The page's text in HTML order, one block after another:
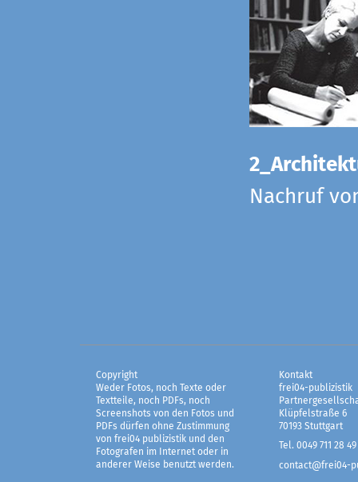
Nachruf
Copyright
Weder Fotos, noch Texte oder
Textteile, noch PDFs, noch
Screenshots von den Fotos und
PDFs dürfen ohne Zustimmung
von frei04 publizistik und den
Fotografen im Internet oder in
anderer Weise benutzt werden.
Kontakt
frei04-publizistik
Klüpfelstraße 6
70193 Stuttgart
Tel. 0049 711 28 49
contact@frei04-